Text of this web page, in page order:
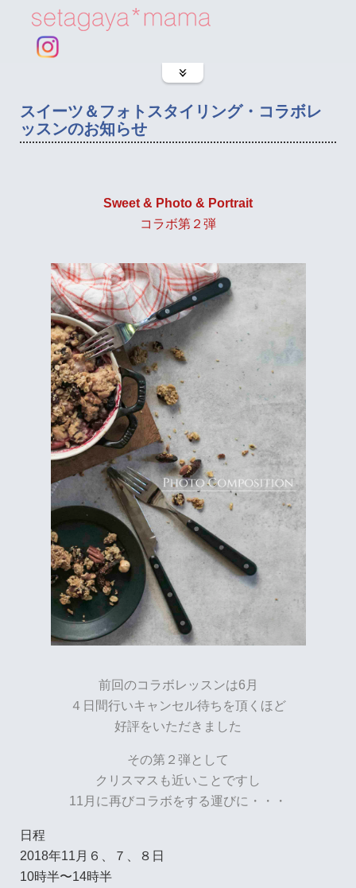
スイーツ＆フォトスタイリング・コラボレ
ッスンのお知らせ
Sweet & Photo & Portrait
コラボ第２弾
前回のコラボレッスンは6月
４日間行いキャンセル待ちを頂くほど
好評をいただきました
その第２弾として
クリスマスも近いことですし
11月に再びコラボをする運びに・・・
日程
2018年11月６、７、８日
10時半〜14時半